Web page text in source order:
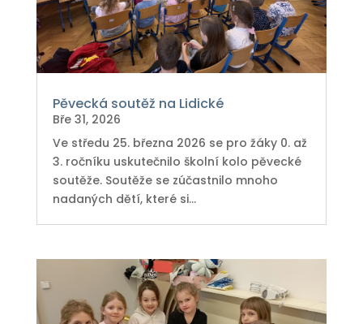
Pěvecká soutěž na Lidické
Bře 31, 2026
Ve středu 25. března 2026 se pro žáky 0. až
3. ročníku uskutečnilo školní kolo pěvecké
soutěže. Soutěže se zúčastnilo mnoho
nadaných dětí, které si...